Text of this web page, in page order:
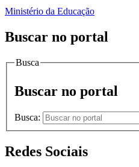
Ministério da Educação
Buscar no portal
Busca
Buscar no portal
Busca:
Redes Sociais